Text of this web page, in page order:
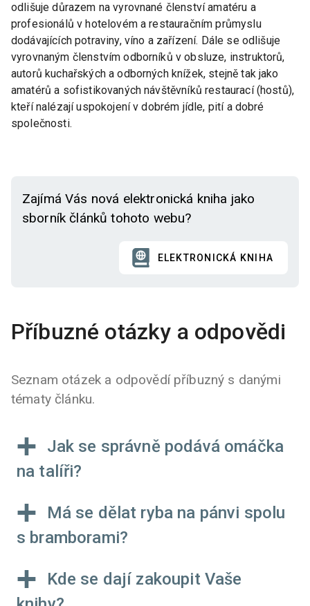
odlišuje důrazem na vyrovnané členství amatéru a
profesionálů v hotelovém a restauračním průmyslu
dodávajících potraviny, víno a zařízení. Dále se odlišuje
vyrovnaným členstvím odborníků v obsluze, instruktorů,
autorů kuchařských a odborných knížek, stejně tak jako
amatérů a sofistikovaných návštěvníků restaurací (hostů),
kteří nalézají uspokojení v dobrém jídle, pití a dobré
společnosti.
Zajímá Vás nová elektronická kniha jako
sborník článků tohoto webu?
ELEKTRONICKÁ KNIHA
Příbuzné otázky a odpovědi
Seznam otázek a odpovědí příbuzný s danými
tématy článku.
Jak se správně podává omáčka
na talíři?
Má se dělat ryba na pánvi spolu
s bramborami?
Kde se dají zakoupit Vaše